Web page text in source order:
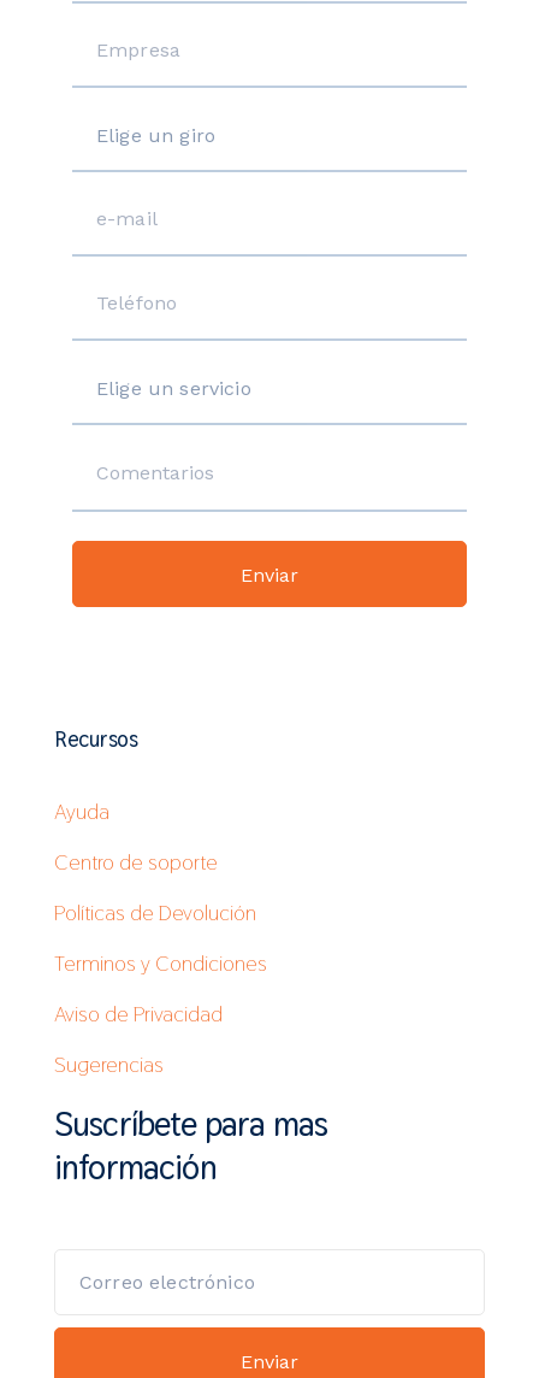
Recursos
Ayuda
Centro de soporte
Políticas de Devolución
Terminos y Condiciones
Aviso de Privacidad
Sugerencias
Suscríbete para mas
información